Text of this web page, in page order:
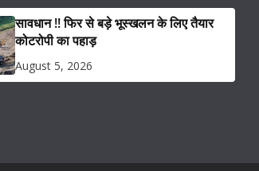
सावधान !! फिर से बड़े भूस्खलन के लिए तैयार
कोटरोपी का पहाड़
August 5, 2026